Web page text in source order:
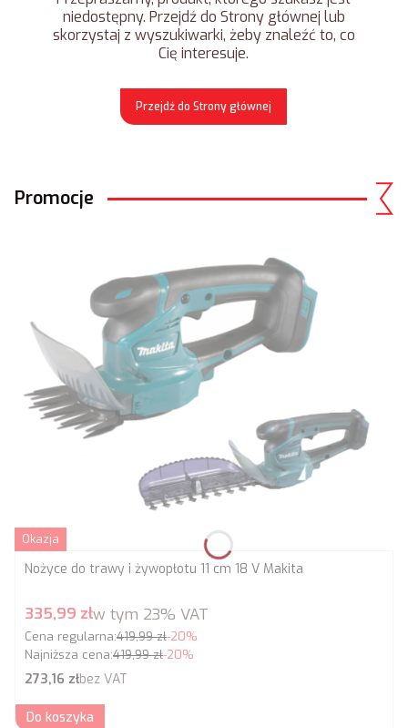
niedostępny. Przejdź do Strony głównej lub
skorzystaj z wyszukiwarki, żeby znaleźć to, co
Cię interesuje.
Przejdź do Strony głównej
Promocje
Okazja
Nożyce do trawy i żywopłotu 11 cm 18 V Makita
Cena promocyjna brutto
335,99 złw tym 23% VAT
Cena regularna:419,99 zł-20%
Najniższa cena:419,99 zł-20%
Cena netto
273,16 złbez VAT
Do koszyka